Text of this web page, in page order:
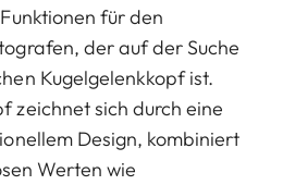
für den
der auf der Suche
Kugelgelenkkopf ist.
zeichnet sich durch eine
Design, kombiniert
Werten wie